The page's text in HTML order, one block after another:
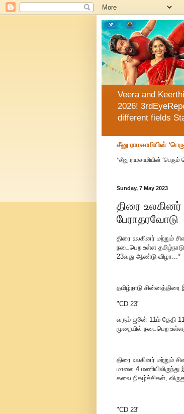
Veera and
2026!
different fields
சீனு ராமசாமியின்
*சீனு ராமசாமியின்
Sunday, 7 May 2023
திரை
பேராதரவோடு
திரை உலகினர் மற்றும்
நடைபெற உள்ள
23வது ஆண்டு விழா...*
தமிழ்நாடு
"CD 23"
வரும் ஜூன் 11ம் தேதி
முறையில் நடைபெற
திரை உலகினர் மற்றும்
மாலை 4
கலை நிகழ்ச்சிகள்,
"CD 23"